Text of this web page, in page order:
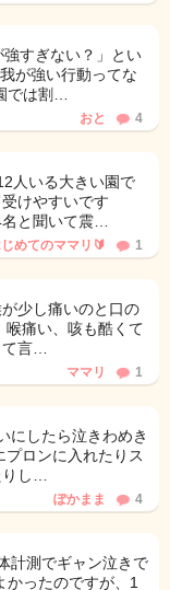
すぎない？」とい
が強い行動ってな
では割…
おと 4
人いる大きい園で
けやすいです
と聞いて震…
めてのママリ🔰 1
少し痛いのと口の
痛い、咳も酷くて
言…
ママリ 1
にしたら泣きわめき
プロンに入れたりス
し…
ぽかまま 4
計測でギャン泣きで
かったのですが、1